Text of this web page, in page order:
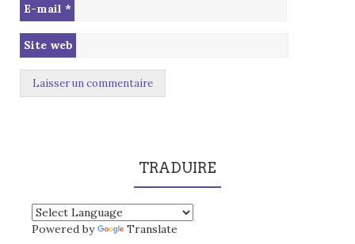
E-mail *
Site web
TRADUIRE
Powered by Translate